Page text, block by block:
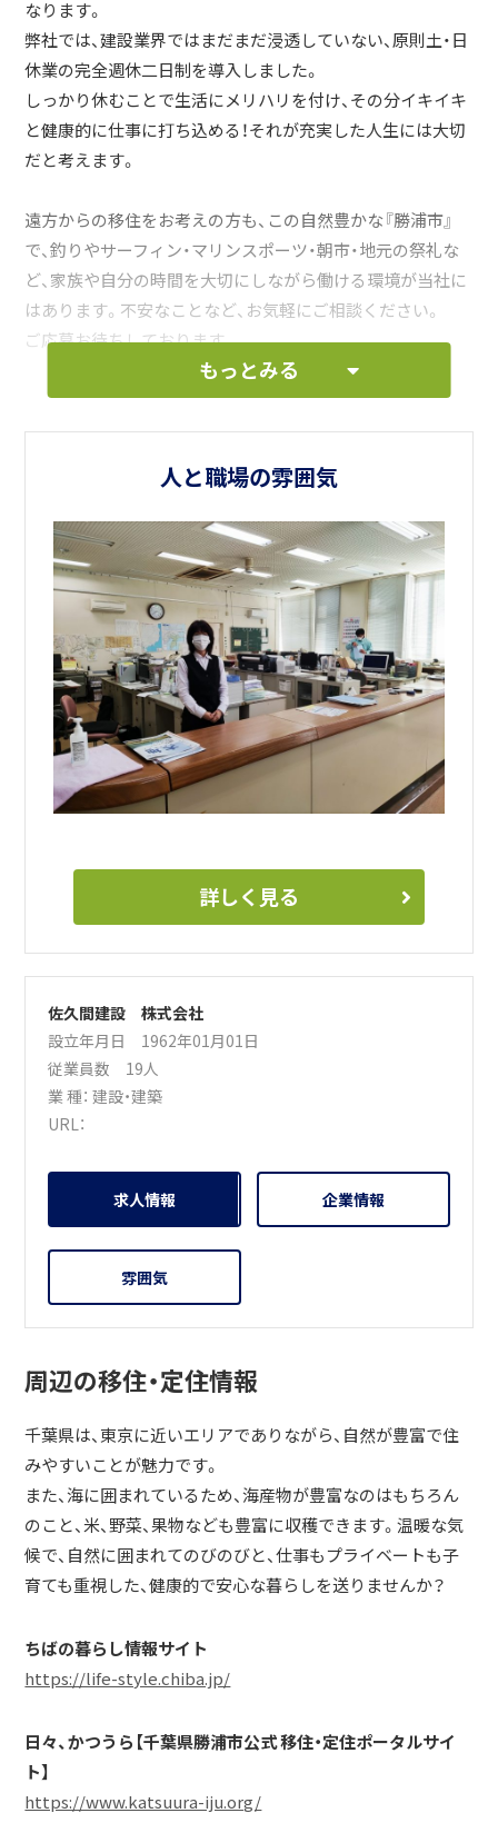
なります。
弊社では、建設業界ではまだまだ浸透していない、原則土・日
休業の完全週休二日制を導入しました。
しっかり休むことで生活にメリハリを付け、その分イキイキ
と健康的に仕事に打ち込める！それが充実した人生には大切
だと考えます。
遠方からの移住をお考えの方も、この自然豊かな『勝浦市』
で、釣りやサーフィン・マリンスポーツ・朝市・地元の祭礼な
ど、家族や自分の時間を大切にしながら働ける環境が当社に
はあります。不安なことなど、お気軽にご相談ください。
ご応募お待ちしております。
もっとみる
人と職場の雰囲気
詳しく見る
佐久間建設 株式会社
設立年月日 1962年01月01日
従業員数 19人
業 種：建設・建築
URL：
求人情報 企業情報
雰囲気
周辺の移住・定住情報
千葉県は、東京に近いエリアでありながら、自然が豊富で住
みやすいことが魅力です。
また、海に囲まれているため、海産物が豊富なのはもちろん
のこと、米、野菜、果物なども豊富に収穫できます。温暖な気
候で、自然に囲まれてのびのびと、仕事もプライベートも子
育ても重視した、健康的で安心な暮らしを送りませんか？
ちばの暮らし情報サイト
https://life-style.chiba.jp/
日々、かつうら【千葉県勝浦市公式 移住・定住ポータルサイ
ト】
https://www.katsuura-iju.org/